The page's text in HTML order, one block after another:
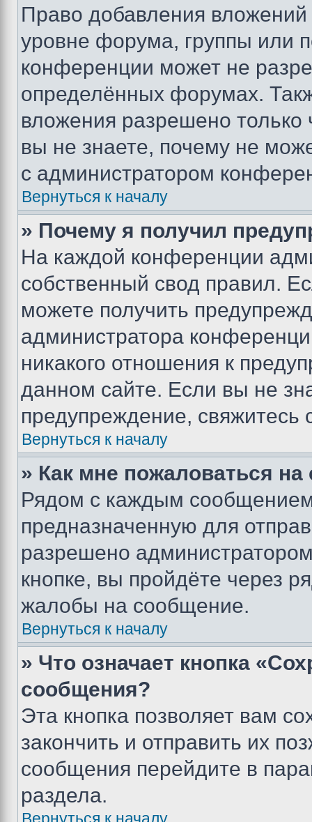
Право добавления
уровне форума, группы или
конференции может не
определённых форумах.
вложения разрешено
вы не знаете, почему не
с администратором
Вернуться к началу
» Почему я получил
На каждой конференции
собственный свод правил.
можете получить
администратора
никакого отношения к
данном сайте. Если вы не
предупреждение,
Вернуться к началу
» Как мне пожаловаться
Рядом с каждым сообщением
предназначенную для
разрешено
кнопке, вы пройдёте через
жалобы на сообщение.
Вернуться к началу
» Что означает кнопка
сообщения?
Эта кнопка позволяет вам
закончить и отправить их
сообщения перейдите в
раздела.